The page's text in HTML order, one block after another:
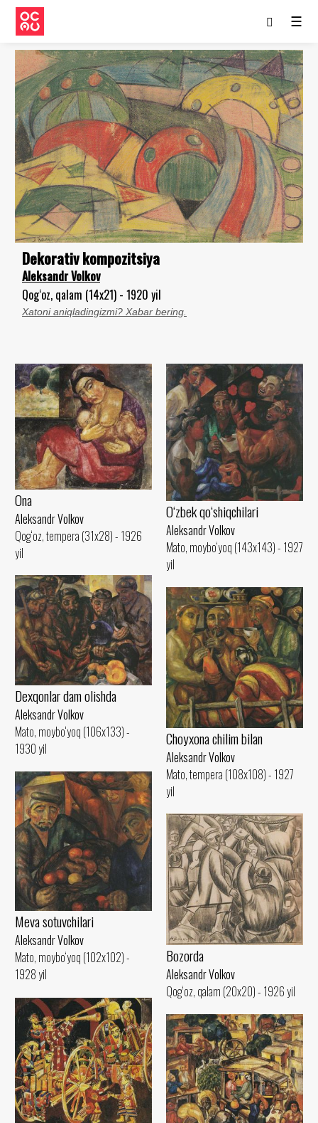
☰
Dekorativ kompozitsiya
Aleksandr Volkov
Qog‘oz, qalam (14x21) - 1920 yil
Xatoni aniqladingizmi? Xabar bering.
Ona
Aleksandr Volkov
Qog‘oz, tempera (31x28) - 1926
yil
O‘zbek qo‘shiqchilari
Aleksandr Volkov
Mato, moybo‘yoq (143x143) - 1927
yil
Dexqonlar dam olishda
Aleksandr Volkov
Mato, moybo‘yoq (106x133) -
1930 yil
Choyxona chilim bilan
Aleksandr Volkov
Mato, tempera (108x108) - 1927
yil
Meva sotuvchilari
Aleksandr Volkov
Mato, moybo‘yoq (102x102) -
1928 yil
Bozorda
Aleksandr Volkov
Qog‘oz, qalam (20x20) - 1926 yil